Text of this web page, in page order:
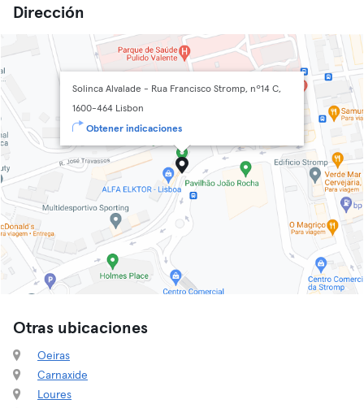
Dirección
Solinca Alvalade - Rua Francisco Stromp, nº14 C,
1600-464 Lisbon
Obtener indicaciones
Otras ubicaciones
Oeiras
Carnaxide
Loures